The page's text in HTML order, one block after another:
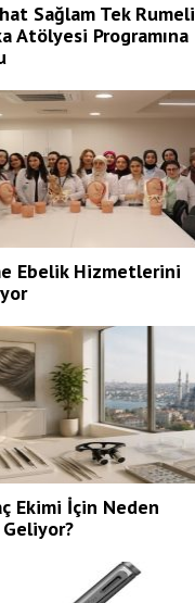
Sağlam Tek Rumeli
Atölyesi Programına
Ebelik Hizmetlerini
Ekimi İçin Neden